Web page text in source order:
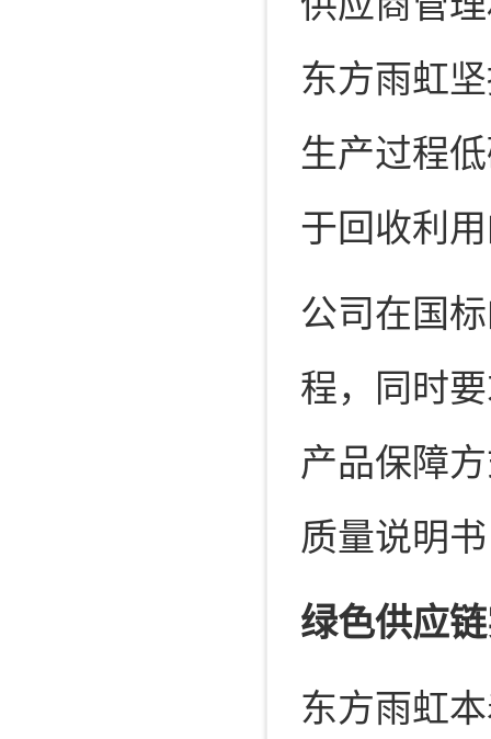
东方雨虹
生产过程
于回收利
公司在国
程，同时
产品保障
质量说明
绿色供应
东方雨虹